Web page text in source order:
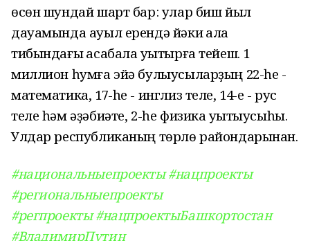
өсөн шундай шарт бар: улар биш йыл
дауамында ауыл ерендә йәки ҡала
тибындағы ҡасабала уҡытырға тейеш. 1
миллион һумға эйә булыусыларҙың 22-һе -
математика, 17-һе - инглиз теле, 14-е - рус
теле һәм әҙәбиәте, 2-һе физика уҡытыусыһы.
Улдар республиканың төрлө райондарынан.
#национальныепроекты #нацпроекты
#региональныепроекты
#регпроекты #нацпроектыБашкортостан
#ВладимирПутин